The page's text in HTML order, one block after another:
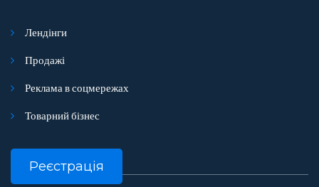
Лендінги
Продажі
Реклама в соцмережах
Товарний бізнес
Реєстрація